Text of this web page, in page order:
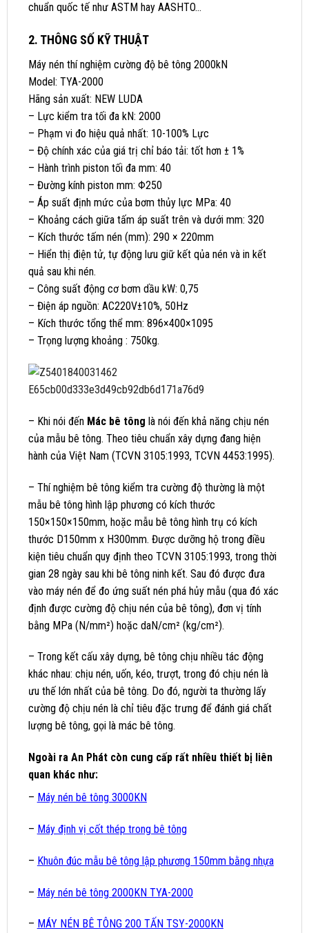
chuẩn quốc tế như ASTM hay AASHTO…
2. THÔNG SỐ KỸ THUẬT
Máy nén thí nghiệm cường độ bê tông 2000kN
Model: TYA-2000
Hãng sản xuất: NEW LUDA
– Lực kiểm tra tối đa kN: 2000
– Phạm vi đo hiệu quả nhất: 10-100% Lực
– Độ chính xác của giá trị chỉ báo tải: tốt hơn ± 1%
– Hành trình piston tối đa mm: 40
– Đường kính piston mm: Φ250
– Áp suất định mức của bơm thủy lực MPa: 40
– Khoảng cách giữa tấm áp suất trên và dưới mm: 320
– Kích thước tấm nén (mm): 290 × 220mm
– Hiển thị điện tử, tự động lưu giữ kết qủa nén và in kết
quả sau khi nén.
– Công suất động cơ bơm dầu kW: 0,75
– Điện áp nguồn: AC220V±10%, 50Hz
– Kích thước tổng thể mm: 896×400×1095
– Trọng lượng khoảng : 750kg.
– Khi nói đến Mác bê tông là nói đến khả năng chịu nén
của mẫu bê tông. Theo tiêu chuẩn xây dựng đang hiện
hành của Việt Nam (TCVN 3105:1993, TCVN 4453:1995).
– Thí nghiệm bê tông kiểm tra cường độ thường là một
mẫu bê tông hình lập phương có kích thước
150×150×150mm, hoặc mẫu bê tông hình trụ có kích
thước D150mm x H300mm. Được dưỡng hộ trong điều
kiện tiêu chuẩn quy định theo TCVN 3105:1993, trong thời
gian 28 ngày sau khi bê tông ninh kết. Sau đó được đưa
vào máy nén để đo ứng suất nén phá hủy mẫu (qua đó xác
định được cường độ chịu nén của bê tông), đơn vị tính
bằng MPa (N/mm²) hoặc daN/cm² (kg/cm²).
– Trong kết cấu xây dựng, bê tông chịu nhiều tác động
khác nhau: chịu nén, uốn, kéo, trượt, trong đó chịu nén là
ưu thế lớn nhất của bê tông. Do đó, người ta thường lấy
cường độ chịu nén là chỉ tiêu đặc trưng để đánh giá chất
lượng bê tông, gọi là mác bê tông.
Ngoài ra An Phátcòn cung cấp rất nhiều thiết bị liên
quan khác như:
– Máy nén bê tông 3000KN
– Máy định vị cốt thép trong bê tông
– Khuôn đúc mẫu bê tông lập phương 150mm bằng nhựa
– Máy nén bê tông 2000KN TYA-2000
– MÁY NÉN BÊ TÔNG 200 TẤN TSY-2000KN